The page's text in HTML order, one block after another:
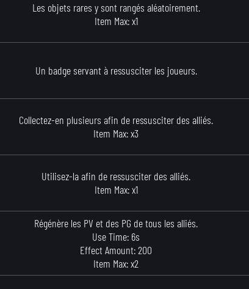
Les objets rares y sont rangés aléatoirement.
Item Max: x1
Un badge servant à ressusciter les joueurs.
Collectez-en plusieurs afin de ressusciter des alliés.
Item Max: x3
Utilisez-la afin de ressusciter des alliés.
Item Max: x1
Régénère les PV et des PG de tous les alliés.
Use Time: 6s
Effect Amount: 200
Item Max: x2